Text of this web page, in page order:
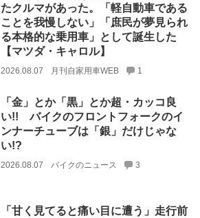
たクルマがあった。「軽自動車である
ことを我慢しない」「庶民が夢見られ
る本格的な乗用車」として誕生した
【マツダ・キャロル】
2026.08.07 月刊自家用車WEB 1
「金」とか「黒」とか超・カッコ良
い!! バイクのフロントフォークのイ
ンナーチューブは「銀」だけじゃな
い!?
2026.08.07 バイクのニュース 3
「甘く見てると痛い目に遭う」走行前